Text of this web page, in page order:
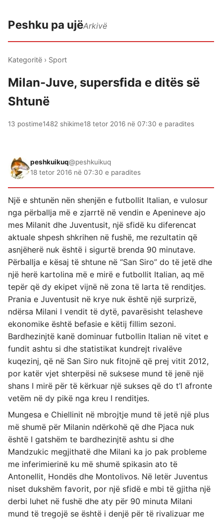
Peshku pa ujëArkivë
Kategoritë › Sport
Milan-Juve, supersfida e ditës së
Shtunë
13 postime1482 shikime18 tetor 2016 në 07:30 e paradites
peshkuikuq@peshkuikuq
18 tetor 2016 në 07:30 e paradites
Një e shtunën nën shenjën e futbollit Italian, e vulosur
nga përballja më e zjarrtë në vendin e Apenineve ajo
mes Milanit dhe Juventusit, një sfidë ku diferencat
aktuale shpesh shkrihen në fushë, me rezultatin që
asnjëherë nuk është i sigurtë brenda 90 minutave.
Përballja e kësaj të shtune në “San Siro” do të jetë dhe
një herë kartolina më e mirë e futbollit Italian, aq më
tepër që dy ekipet vijnë në zona të larta të renditjes.
Prania e Juventusit në krye nuk është një surprizë,
ndërsa Milani I vendit të dytë, pavarësisht telasheve
ekonomike është befasie e këtij fillim sezoni.
Bardhezinjtë kanë dominuar futbollin Italian në vitet e
fundit ashtu si dhe statistikat kundrejt rivalëve
kuqezinj, që në San Siro nuk fitojnë që prej vitit 2012,
por katër vjet shterpësi në suksese mund të jenë një
shans I mirë për të kërkuar një sukses që do t’I afronte
vetëm në dy pikë nga kreu I renditjes.
Mungesa e Chiellinit në mbrojtje mund të jetë një plus
më shumë për Milanin ndërkohë që dhe Pjaca nuk
është I gatshëm te bardhezinjtë ashtu si dhe
Mandzukic megjithatë dhe Milani ka jo pak probleme
me inferimierinë ku më shumë spikasin ato të
Antonellit, Hondës dhe Montolivos. Në letër Juventus
niset dukshëm favorit, por një sfidë e mbi të gjitha një
derbi luhet në fushë dhe aty për 90 minuta Milani
mund të tregojë se është i denjë për të rivalizuar me